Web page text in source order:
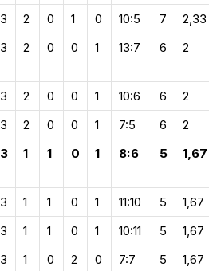
3 2 0 1 0 10:5 7
2,33
3 2 0 0 1 13:7 6 2
3 2 0 0 1 10:6 6
2
3 2 0 0 1 7:5 6
2
3 1 1 0 1 8:6 5 1,67
3 1 1 0 1 11:10 5
1,67
3 1 1 0 1 10:11 5
1,67
3 1 0 2 0 7:7 5 1,67